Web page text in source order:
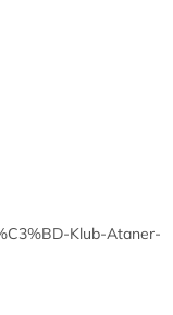
Klub-Ataner-